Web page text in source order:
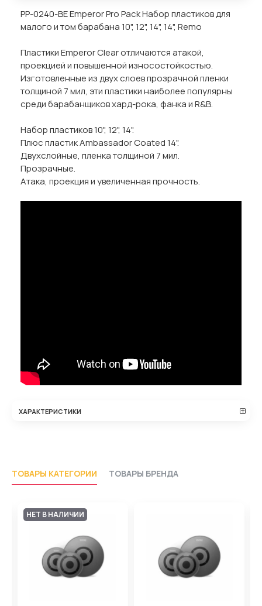
PP-0240-BE Emperor Pro Pack Набор пластиков для
малого и том барабана 10", 12", 14", 14", Remo
Пластики Emperor Clear отличаются атакой,
проекцией и повышенной износостойкостью.
Изготовленные из двух слоев прозрачной пленки
толщиной 7 мил, эти пластики наиболее популярны
среди барабанщиков хард-рока, фанка и R&B.
Набор пластиков 10", 12", 14".
Плюс пластик Ambassador Coated 14".
Двухслойные, пленка толщиной 7 мил.
Прозрачные.
Атака, проекция и увеличенная прочность.
ХАРАКТЕРИСТИКИ
ТОВАРЫ КАТЕГОРИИ ТОВАРЫ БРЕНДА
НЕТ В НАЛИЧИИ